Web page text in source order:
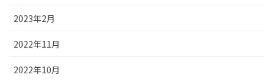
2023年2月
2022年11月
2022年10月